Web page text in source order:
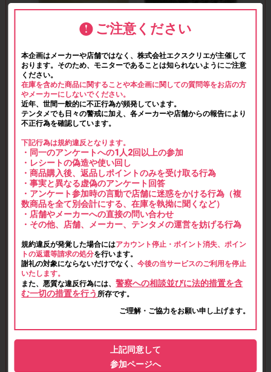
ご注意ください
本企画はメーカーや店舗ではなく、株式会社エクスクリエが主催して
おります。そのため、モニターであることは知られないようにご注意
ください。
在庫を含めた商品に関することや本企画に関しての質問等をお店の方
やメーカーにしないでください。
近年、世間一般的に不正行為が頻発しています。
テンタメでも日々の警戒に加え、各メーカーや店舗からの報告により
不正行為を確認しています。
下記行為は規約違反となります。
・同一のアンケートへの1人2回以上の参加
・レシートの偽造や使い回し
・商品購入後、返品しポイントのみを受け取る行為
・事実と異なる虚偽のアンケート回答
・アンケート参加時の言動で店舗に迷惑をかける行為（複
数商品を全て別会計にする、在庫を執拗に聞くなど）
・店舗やメーカーへの直接の問い合わせ
・その他、店舗、メーカー、テンタメの運営を妨げる行為
規約違反が発覚した場合にはアカウント停止・ポイント消失、ポイン
トの返還等請求の処分を行います。
謝礼の対象にならないだけでなく、今後の当サービスのご利用を停止
いたします。
また、悪質な違反行為には、警察への相談並びに法的措置を含
む一切の措置を行う 所存です。
ご理解・ご協力をお願い申し上げます。
上記同意して
参加ページへ